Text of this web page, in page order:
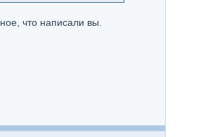
что написали вы.